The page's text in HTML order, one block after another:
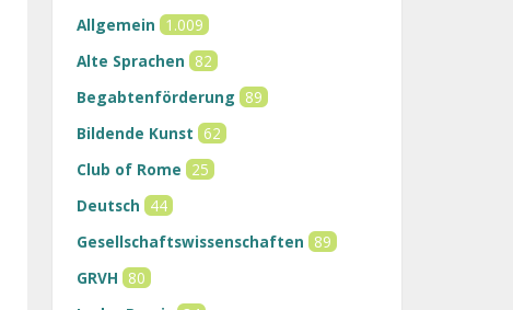
Allgemein 1.009
Alte Sprachen 82
Begabtenförderung 89
Bildende Kunst 62
Club of Rome 25
Deutsch 44
Gesellschaftswissenschaften 89
GRVH 80